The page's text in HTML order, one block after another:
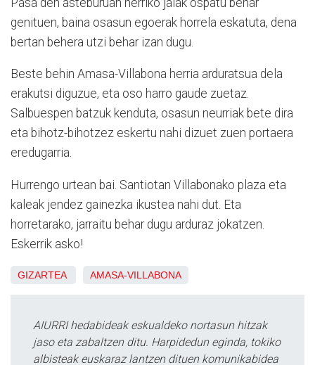
genituen, baina osasun egoerak horrela eskatuta, dena
bertan behera utzi behar izan dugu.
Beste behin Amasa-Villabona herria arduratsua dela
erakutsi diguzue, eta oso harro gaude zuetaz.
Salbuespen batzuk kenduta, osasun neurriak bete dira
eta bihotz-bihotzez eskertu nahi dizuet zuen portaera
eredugarria.
Hurrengo urtean bai. Santiotan Villabonako plaza eta
kaleak jendez gainezka ikustea nahi dut. Eta
horretarako, jarraitu behar dugu arduraz jokatzen.
Eskerrik asko!
GIZARTEA AMASA-VILLABONA
AIURRI hedabideak eskualdeko nortasun hitzak
jaso eta zabaltzen ditu. Harpidedun eginda, tokiko
albisteak euskaraz lantzen dituen komunikabidea